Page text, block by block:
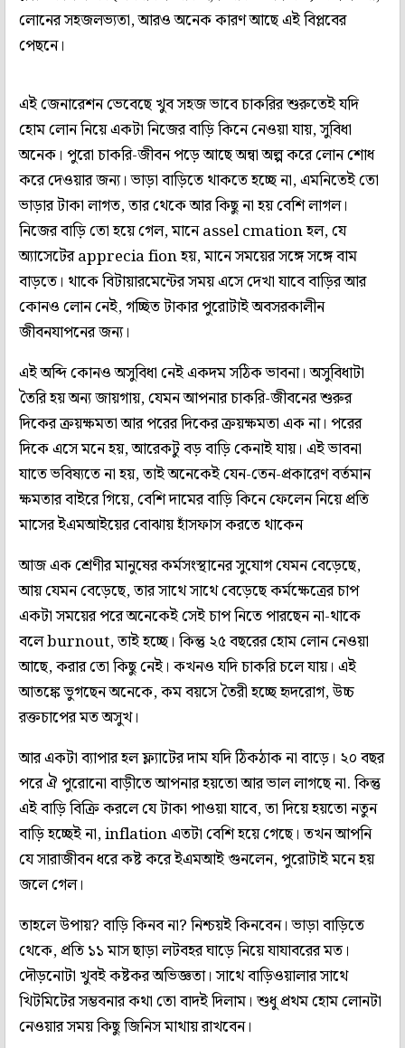
লোনের সহজলভ্যতা, আরও অনেক কারণ আছে এই বিপ্লবের
পেছনে।
এই জেনারেশন ভেবেছে খুব সহজ ভাবে চাকরির শুরুতেই যদি
হোম লোন নিয়ে একটা নিজের বাড়ি কিনে নেওয়া যায়, সুবিধা
অনেক। পুরো চাকরি-জীবন পড়ে আছে অন্বা অল্প করে লোন শোধ
করে দেওয়ার জন্য। ভাড়া বাড়িতে থাকতে হচ্ছে না, এমনিতেই তো
ভাড়ার টাকা লাগত, তার থেকে আর কিছু না হয় বেশি লাগল।
নিজের বাড়ি তো হয়ে গেল, মানে assel cmation হল, যে
অ্যাসেটের apprecia fion হয়, মানে সময়ের সঙ্গে সঙ্গে বাম
বাড়তে। থাকে বিটায়ারমেন্টের সময় এসে দেখা যাবে বাড়ির আর
কোনও লোন নেই, গচ্ছিত টাকার পুরোটাই অবসরকালীন
জীবনযাপনের জন্য।
এই অব্দি কোনও অসুবিধা নেই একদম সঠিক ভাবনা। অসুবিধাটা
তৈরি হয় অন্য জায়গায়, যেমন আপনার চাকরি-জীবনের শুরুর
দিকের ক্রয়ক্ষমতা আর পরের দিকের ক্রয়ক্ষমতা এক না। পরের
দিকে এসে মনে হয়, আরেকটু বড় বাড়ি কেনাই যায়। এই ভাবনা
যাতে ভবিষ্যতে না হয়, তাই অনেকেই যেন-তেন-প্রকারেণ বর্তমান
ক্ষমতার বাইরে গিয়ে, বেশি দামের বাড়ি কিনে ফেলেন নিয়ে প্রতি
মাসের ইএমআইয়ের বোঝায় হাঁসফাস করতে থাকেন
আজ এক শ্রেণীর মানুষের কর্মসংস্থানের সুযোগ যেমন বেড়েছে,
আয় যেমন বেড়েছে, তার সাথে সাথে বেড়েছে কর্মক্ষেত্রের চাপ
একটা সময়ের পরে অনেকেই সেই চাপ নিতে পারছেন না-থাকে
বলে burnout, তাই হচ্ছে। কিন্তু ২৫ বছরের হোম লোন নেওয়া
আছে, করার তো কিছু নেই। কখনও যদি চাকরি চলে যায়। এই
আতঙ্কে ভুগছেন অনেকে, কম বয়সে তৈরী হচ্ছে হৃদরোগ, উচ্চ
রক্তচাপের মত অসুখ।
আর একটা ব্যাপার হল ফ্ল্যাটের দাম যদি ঠিকঠাক না বাড়ে। ২০ বছর
পরে ঐ পুরোনো বাড়ীতে আপনার হয়তো আর ভাল লাগছে না. কিন্তু
এই বাড়ি বিক্রি করলে যে টাকা পাওয়া যাবে, তা দিয়ে হয়তো নতুন
বাড়ি হচ্ছেই না, inflation এতটা বেশি হয়ে গেছে। তখন আপনি
যে সারাজীবন ধরে কষ্ট করে ইএমআই গুনলেন, পুরোটাই মনে হয়
জলে গেল।
তাহলে উপায়? বাড়ি কিনব না? নিশ্চয়ই কিনবেন। ভাড়া বাড়িতে
থেকে, প্রতি ১১ মাস ছাড়া লটবহর ঘাড়ে নিয়ে যাযাবরের মত।
দৌড়নোটা খুবই কষ্টকর অভিজ্ঞতা। সাথে বাড়িওয়ালার সাথে
খিটমিটের সম্ভবনার কথা তো বাদই দিলাম। শুধু প্রথম হোম লোনটা
নেওয়ার সময় কিছু জিনিস মাথায় রাখবেন।